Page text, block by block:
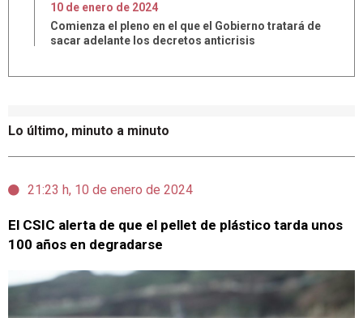
Lo último, minuto a minuto
21:23 h, 10 de enero de 2024
El CSIC alerta de que el pellet de plástico tarda unos
100 años en degradarse
10 de enero de 2024
Comienza el pleno en el que el Gobierno tratará de
sacar adelante los decretos anticrisis